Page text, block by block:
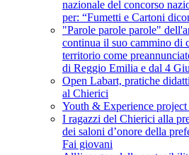
nazionale del concorso
per: “Fumetti e Cartoni
"Parole parole parole"
continua il suo cammino di
territorio come
di Reggio Emilia e dal 4
Open Labart, pratiche
al Chierici
Youth & Experience
I ragazzi del Chierici alla
dei saloni d’onore della
Fai giovani